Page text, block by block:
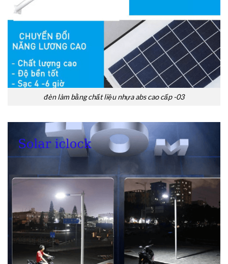
đèn làm bằng chất liệu nhựa abs cao cấp -03